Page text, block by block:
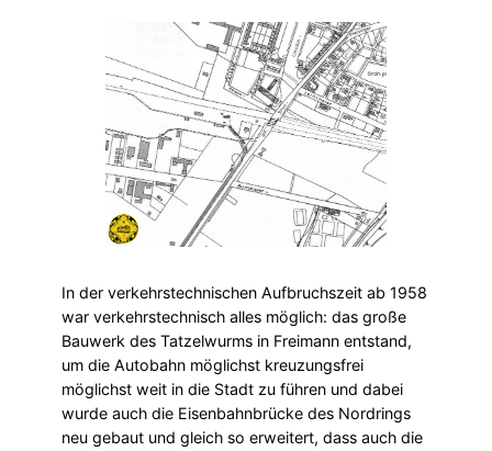
In der verkehrstechnischen Aufbruchszeit ab 1958
war verkehrstechnisch alles möglich: das große
Bauwerk des Tatzelwurms in Freimann entstand,
um die Autobahn möglichst kreuzungsfrei
möglichst weit in die Stadt zu führen und dabei
wurde auch die Eisenbahnbrücke des Nordrings
neu gebaut und gleich so erweitert, dass auch die